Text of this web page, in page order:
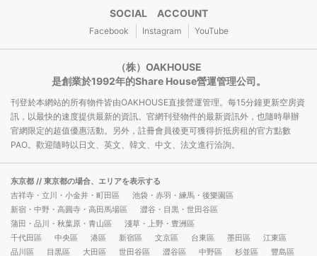
SOCIAL ACCOUNT
Facebook Instagram YouTube
（株）OAKHOUSE
是創業於1992年的Share House營運管理公司。
刊登於本網站的所有物件皆由OAKHOUSE直接營運管理。每15分鐘更新空房資
訊，以最快的速度提供最新的資訊。官網刊登物件的最新資訊外，也隨時舉辦
官網限定的超值優惠活動。另外，註冊會員後更可獲得折抵房租的官方點數
PAO。歡迎隨時以日文、英文、韓文、中文、法文進行洽詢。
东京都 // 東京都の場合、エリアを表示する
吉祥寺・立川・小金井・町田區
池袋・赤羽・練馬・後樂園區
新宿・中野・高圓寺・高田馬場區
澀谷・目黒・世田谷區
蒲田・品川・秋葉原・青山區
淺草・上野・豊洲區
千代田區
中央區 港區 新宿區 文京區 台東區 墨田區
江東區
品川區
目黒區 大田區 世田谷區 澀谷區 中野區 杉並區
豐島區